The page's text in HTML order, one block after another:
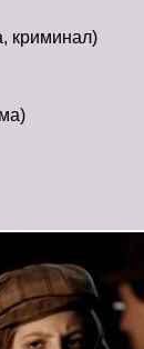
криминал)